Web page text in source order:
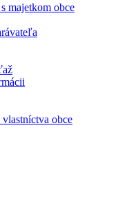
majetkom obce
obce